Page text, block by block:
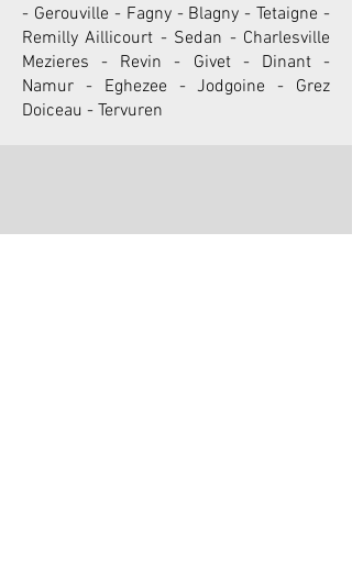
- Gerouville - Fagny - Blagny - Tetaigne -
Remilly Aillicourt - Sedan - Charlesville
Mezieres - Revin - Givet - Dinant -
Namur - Eghezee - Jodgoine - Grez
Doiceau - Tervuren